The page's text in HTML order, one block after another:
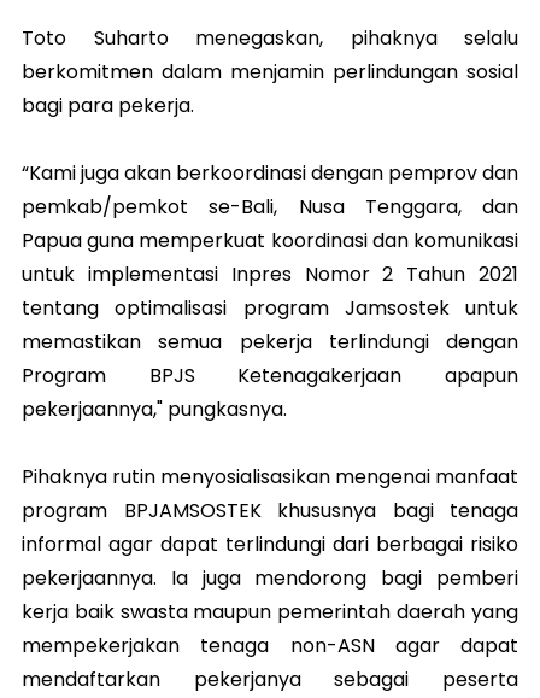
Toto Suharto menegaskan, pihaknya selalu
berkomitmen dalam menjamin perlindungan sosial
bagi para pekerja.
“Kami juga akan berkoordinasi dengan pemprov dan
pemkab/pemkot se-Bali, Nusa Tenggara, dan
Papua guna memperkuat koordinasi dan komunikasi
untuk implementasi Inpres Nomor 2 Tahun 2021
tentang optimalisasi program Jamsostek untuk
memastikan semua pekerja terlindungi dengan
Program BPJS Ketenagakerjaan apapun
pekerjaannya," pungkasnya.
Pihaknya rutin menyosialisasikan mengenai manfaat
program BPJAMSOSTEK khususnya bagi tenaga
informal agar dapat terlindungi dari berbagai risiko
pekerjaannya. Ia juga mendorong bagi pemberi
kerja baik swasta maupun pemerintah daerah yang
mempekerjakan tenaga non-ASN agar dapat
mendaftarkan pekerjanya sebagai peserta